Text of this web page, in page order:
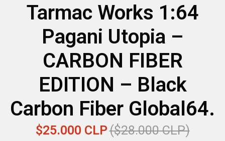
Tarmac Works 1:64
Pagani Utopia –
CARBON FIBER
EDITION – Black
Carbon Fiber Global64.
$25.000 CLP($28.000 CLP)